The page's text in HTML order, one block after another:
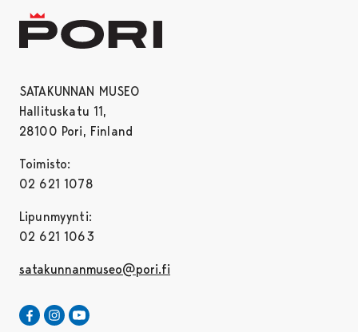
SATAKUNNAN MUSEO
Hallituskatu 11,
28100 Pori, Finland
Toimisto:
02 621 1078
Lipunmyynti:
02 621 1063
satakunnanmuseo@pori.fi
Satakunnan Museo Facebookissa
Avautuu uudessa välilehdessä
Satakunnan Museo Instagrammissa
Avautuu uudessa välilehdessä